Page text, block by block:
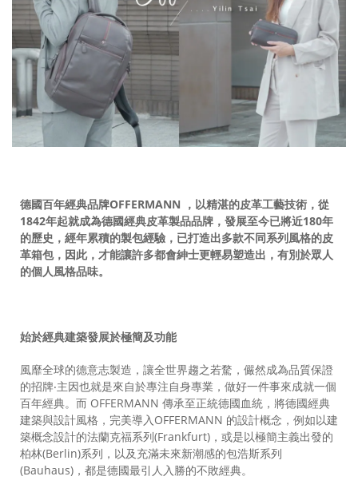
德國百年經典品牌OFFERMANN ，以精湛的皮革工藝技術，從
1842年起就成為德國經典皮革製品品牌，發展至今已將近180年
的歷史，經年累積的製包經驗，已打造出多款不同系列風格的皮
革箱包，因此，才能讓許多都會紳士更輕易塑造出，有別於眾人
的個人風格品味。
始於經典建築發展於極簡及功能
風靡全球的德意志製造，讓全世界趨之若騖，儼然成為品質保證
的招牌‧主因也就是來自於專注自身專業，做好一件事來成就一個
百年經典。而 OFFERMANN 傳承至正統德國血統，將德國經典
建築與設計風格，完美導入OFFERMANN 的設計概念，例如以建
築概念設計的法蘭克福系列(Frankfurt)，或是以極簡主義出發的
柏林(Berlin)系列，以及充滿未來新潮感的包浩斯系列
(Bauhaus)，都是德國最引人入勝的不敗經典。